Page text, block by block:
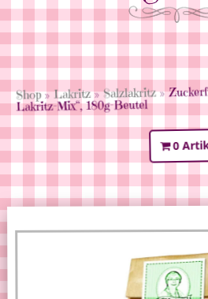
Shop»Lakritz»Salzlakritz»
Lakritz-Mix“, 180g-Beutel
0